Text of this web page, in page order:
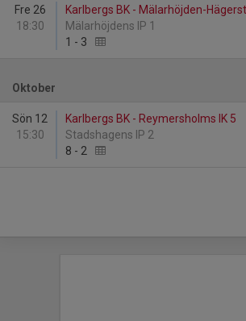
Fre 26
18:30
Karlbergs BK - Mälarhöjden-
Mälarhöjdens IP 1
1 - 3
Oktober
Sön 12
15:30
Karlbergs BK - Reymersholms IK 5
Stadshagens IP 2
8 - 2